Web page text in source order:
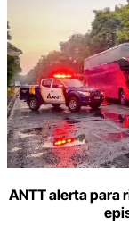
ANTT alerta para